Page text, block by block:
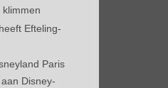
Efteling-
Paris
Disney-